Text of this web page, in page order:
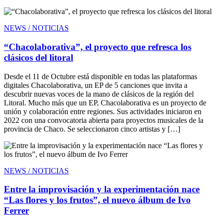
NEWS / NOTICIAS
“Chacolaborativa”, el proyecto que refresca los
clásicos del litoral
Desde el 11 de Octubre está disponible en todas las plataformas
digitales Chacolaborativa, un EP de 5 canciones que invita a
descubrir nuevas voces de la mano de clásicos de la región del
Litoral. Mucho más que un EP, Chacolaborativa es un proyecto de
unión y colaboración entre regiones. Sus actividades iniciaron en
2022 con una convocatoria abierta para proyectos musicales de la
provincia de Chaco. Se seleccionaron cinco artistas y […]
NEWS / NOTICIAS
Entre la improvisación y la experimentación nace
“Las flores y los frutos”, el nuevo álbum de Ivo
Ferrer